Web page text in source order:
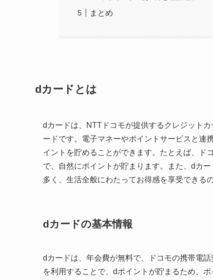
まとめ
dカードとは
dカードは、NTTドコモが提供するクレジット
ードです。電子マネーやポイントサービスと連
イントを貯めることができます。たとえば、ド
で、自然にポイントが貯まります。また、dカ
多く、生活全般にわたってお得感を享受できる
dカードの基本情報
dカードは、年会費が無料で、ドコモの携帯電
を利用することで、dポイントが貯まるため、